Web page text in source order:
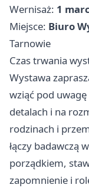
Wernisaż: 1
Miejsce: Biuro
Tarnowie
Czas trwania
Wystawa
wziąć pod
detalach i na
rodzinach i
łączy badawczą
porządkiem,
zapomnienie i